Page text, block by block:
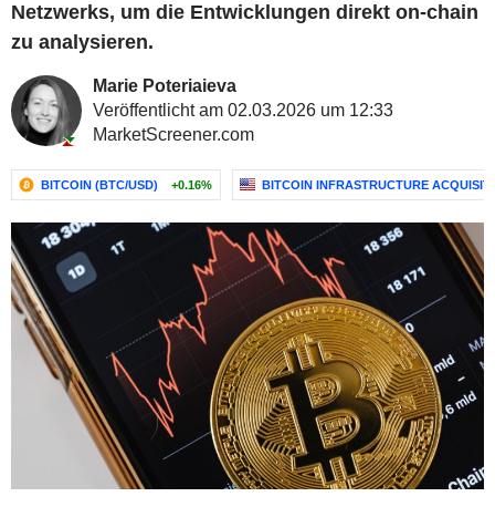
Netzwerks, um die Entwicklungen direkt on-chain
zu analysieren.
Marie Poteriaieva
Veröffentlicht am 02.03.2026 um 12:33
MarketScreener.com
BITCOIN (BTC/USD) +0.16% BITCOIN INFRASTRUCTURE